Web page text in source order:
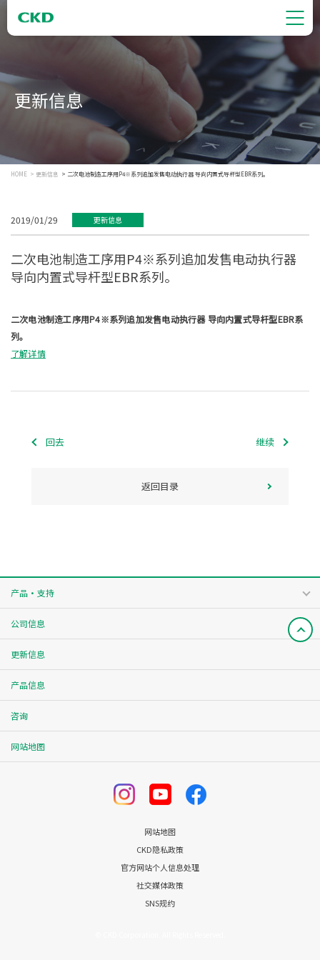
更新信息
HOME 更新信息 二次电池制造工序用P4※系列追加发售电动执行器 导向内置式导杆型EBR系列。
2019/01/29 更新信息
二次电池制造工序用P4※系列追加发售电动执行器
导向内置式导杆型EBR系列。
二次电池制造工序用P4※系列追加发售电动执行器 导向内置式导杆型EBR系
列。
了解详情
回去 继续
返回目录
产品・支持
公司信息
更新信息
产品信息
咨询
网站地图
网站地图
CKD隐私政策
官方网站个人信息处理
社交媒体政策
SNS规约